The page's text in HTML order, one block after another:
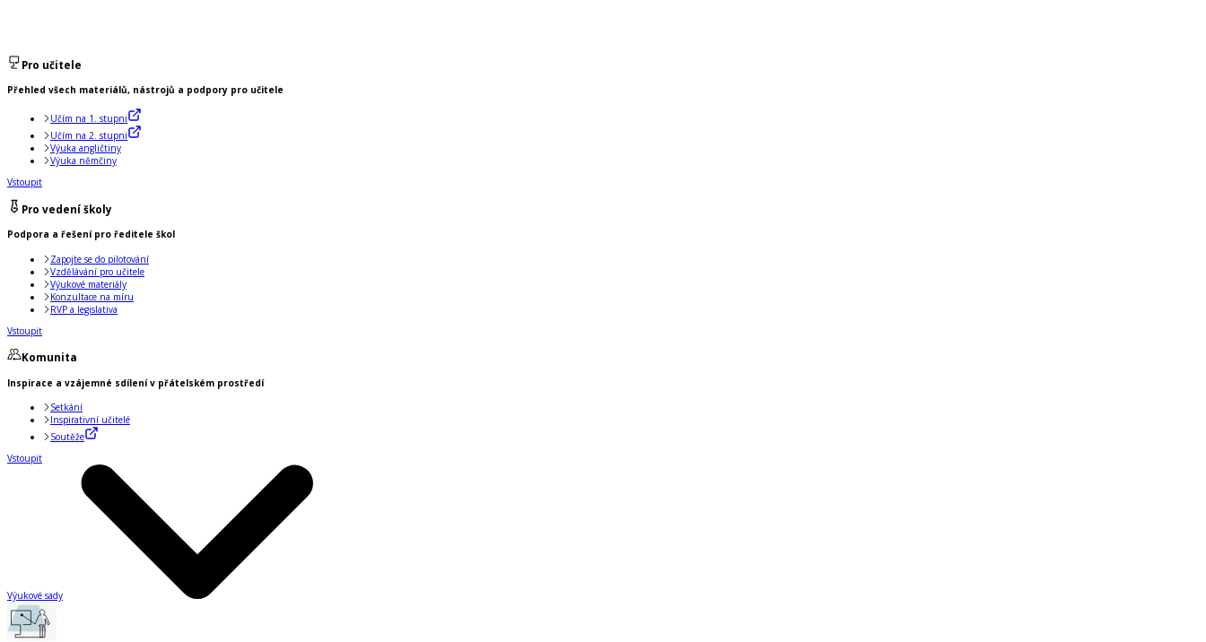
Pro učitele
Přehled všech materiálů, nástrojů a podpory pro učitele
Učím na 1. stupni
Učím na 2. stupni
Výuka angličtiny
Výuka němčiny
Vstoupit
Pro vedení školy
Podpora a řešení pro ředitele škol
Zapojte se do pilotování
Vzdělávání pro učitele
Výukové materiály
Konzultace na míru
RVP a legislativa
Vstoupit
Komunita
Inspirace a vzájemné sdílení v přátelském prostředí
Setkání
Inspirativní učitelé
Soutěže
Vstoupit
Výukové sady